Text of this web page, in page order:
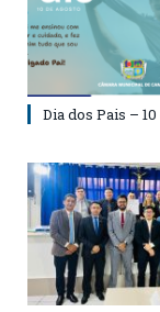
Dia dos Pais –